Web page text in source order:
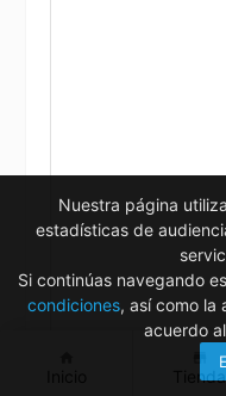
Tienda
Nuestra página
estadísticas de
Si continúas navegando
condiciones, así como la
acuerdo al